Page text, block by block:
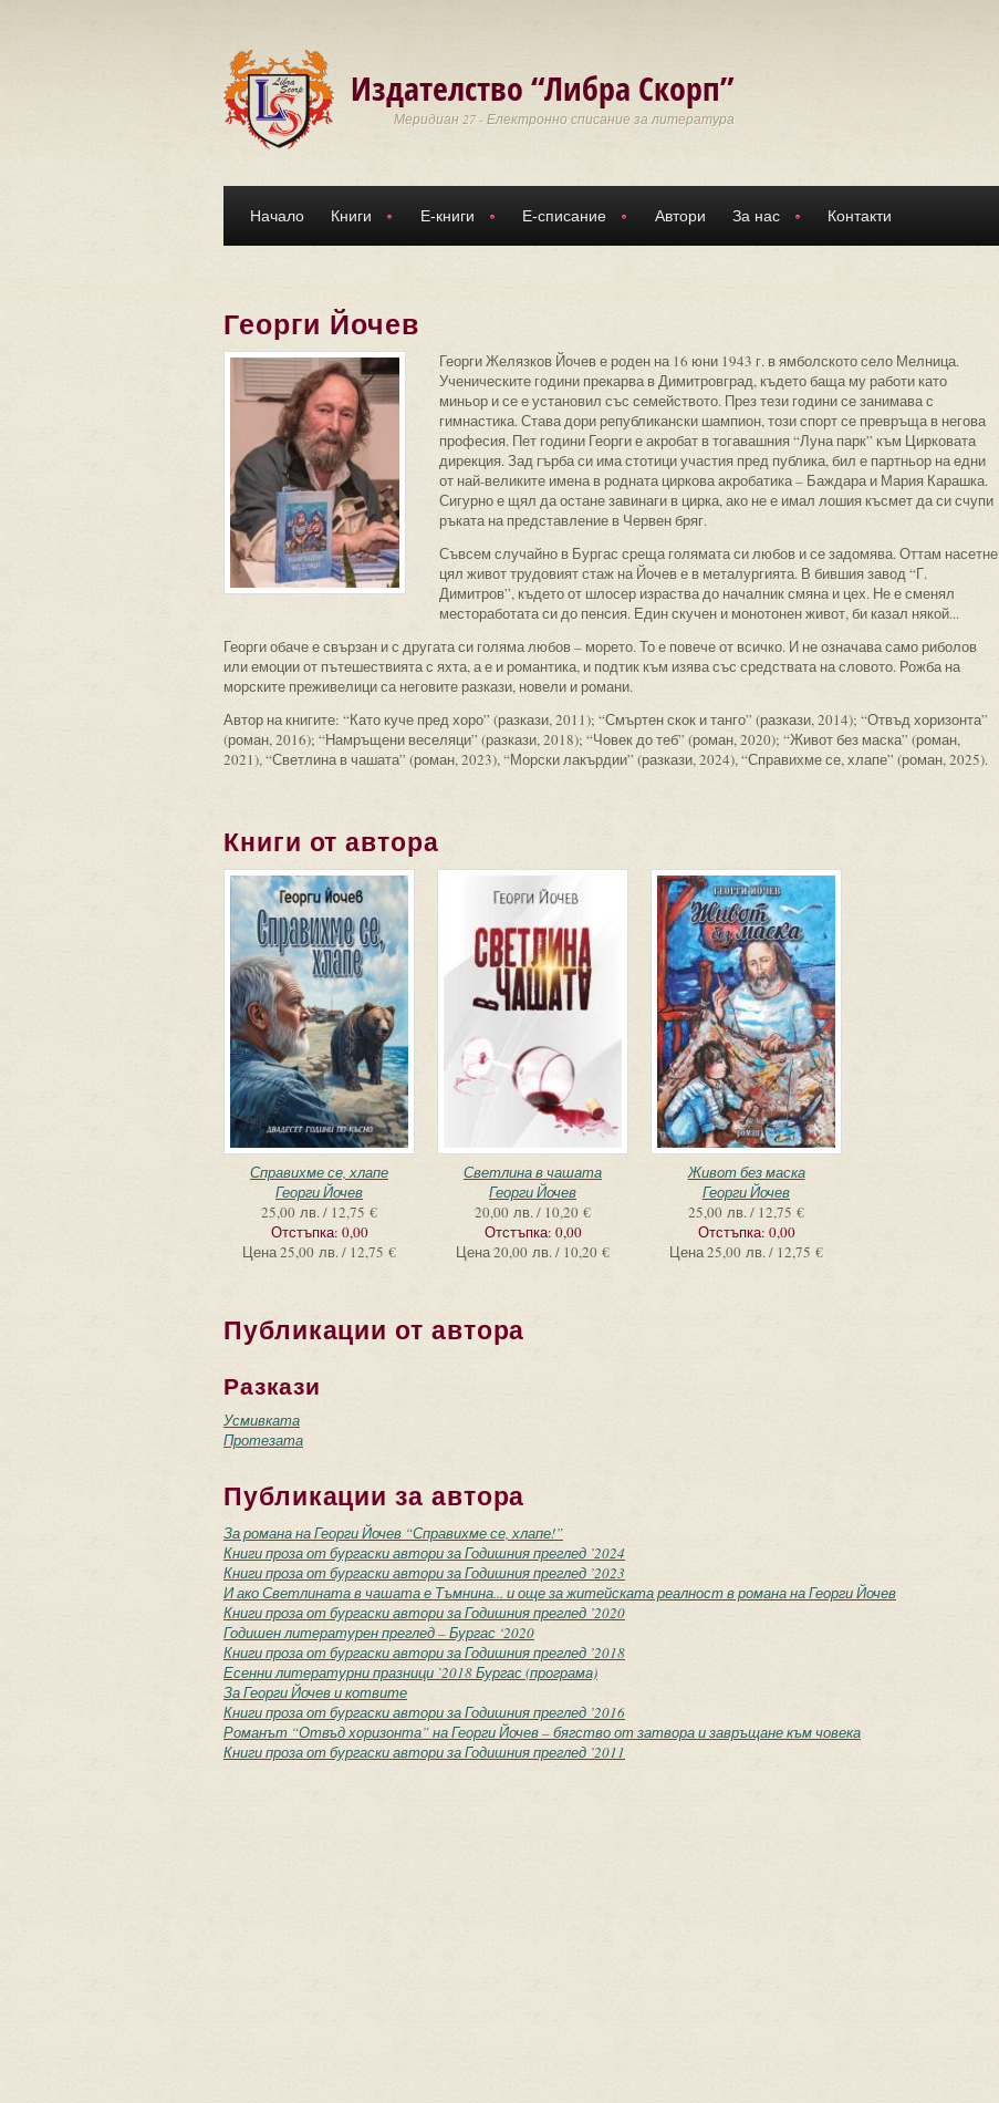
Издателство “Либра Скорп”
Меридиан 27 - Електронно списание за литература
Начало Книги Е-книги Е-списание Автори За нас Контакти
Георги Йочев
Георги Желязков Йочев е роден на 16 юни 1943 г. в ямболското село Мелница.
Ученическите години прекарва в Димитровград, където баща му работи като
миньор и се е установил със семейството. През тези години се занимава с
гимнастика. Става дори републикански шампион, този спорт се превръща в негова
професия. Пет години Георги е акробат в тогавашния “Луна парк” към Цирковата
дирекция. Зад гърба си има стотици участия пред публика, бил е партньор на едни
от най-великите имена в родната циркова акробатика – Баждара и Мария Карашка.
Сигурно е щял да остане завинаги в цирка, ако не е имал лошия късмет да си счупи
ръката на представление в Червен бряг.
Съвсем случайно в Бургас среща голямата си любов и се задомява. Оттам насетне
цял живот трудовият стаж на Йочев е в металургията. В бившия завод “Г.
Димитров”, където от шлосер израства до началник смяна и цех. Не е сменял
местоработата си до пенсия. Един скучен и монотонен живот, би казал някой...
Георги обаче е свързан и с другата си голяма любов – морето. То е повече от всичко. И не означава само риболов
или емоции от пътешествията с яхта, а е и романтика, и подтик към изява със средствата на словото. Рожба на
морските преживелици са неговите разкази, новели и романи.
Автор на книгите: “Като куче пред хоро” (разкази, 2011); “Смъртен скок и танго” (разкази, 2014); “Отвъд хоризонта”
(роман, 2016); “Намръщени веселяци” (разкази, 2018); “Човек до теб” (роман, 2020); “Живот без маска” (роман,
2021), “Светлина в чашата” (роман, 2023), “Морски лакърдии” (разкази, 2024), “Справихме се, хлапе” (роман, 2025).
Книги от автора
Справихме се, хлапе
Георги Йочев
25,00 лв. / 12,75 €
Отстъпка: 0,00
Цена25,00 лв. / 12,75 €
Светлина в чашата
Георги Йочев
20,00 лв. / 10,20 €
Отстъпка: 0,00
Цена20,00 лв. / 10,20 €
Живот без маска
Георги Йочев
25,00 лв. / 12,75 €
Отстъпка: 0,00
Цена25,00 лв. / 12,75 €
Публикации от автора
Разкази
Усмивката
Протезата
Публикации за автора
За романа на Георги Йочев “Справихме се, хлапе!”
Книги проза от бургаски автори за Годишния преглед ’2024
Книги проза от бургаски автори за Годишния преглед ’2023
И ако Светлината в чашата е Тъмнина... и още за житейската реалност в романа на Георги Йочев
Книги проза от бургаски автори за Годишния преглед ’2020
Годишен литературен преглед – Бургас ‘2020
Книги проза от бургаски автори за Годишния преглед ’2018
Есенни литературни празници `2018 Бургас (програма)
За Георги Йочев и котвите
Книги проза от бургаски автори за Годишния преглед ’2016
Романът “Отвъд хоризонта” на Георги Йочев – бягство от затвора и завръщане към човека
Книги проза от бургаски автори за Годишния преглед ’2011